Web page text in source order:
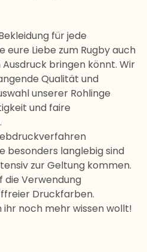
für jede
eure Liebe zum Rugby auch
bringen könnt. Wir
Qualität und
unserer Rohlinge
und faire
besonders langlebig sind
zur Geltung kommen.
die Verwendung
Druckfarben.
ihr noch mehr wissen wollt!